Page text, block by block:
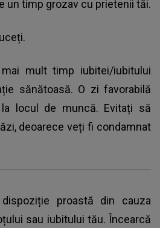
un timp grozav cu prietenii tăi.
mult timp iubitei/iubitului
sănătoasă. O zi favorabilă
locul de muncă. Evitați să
deoarece veți fi condamnat
proastă din cauza
sau iubitului tău. Încearcă